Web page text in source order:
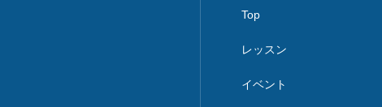
Top
レッスン
イベント